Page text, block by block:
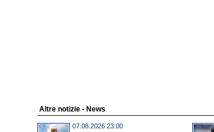
Altre notizie - News
07.08.2026 23:00